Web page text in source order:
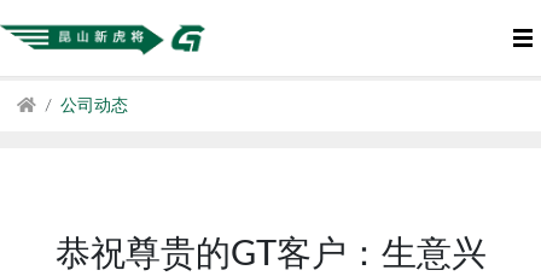
公司动态
恭祝尊贵的GT客户：生意兴